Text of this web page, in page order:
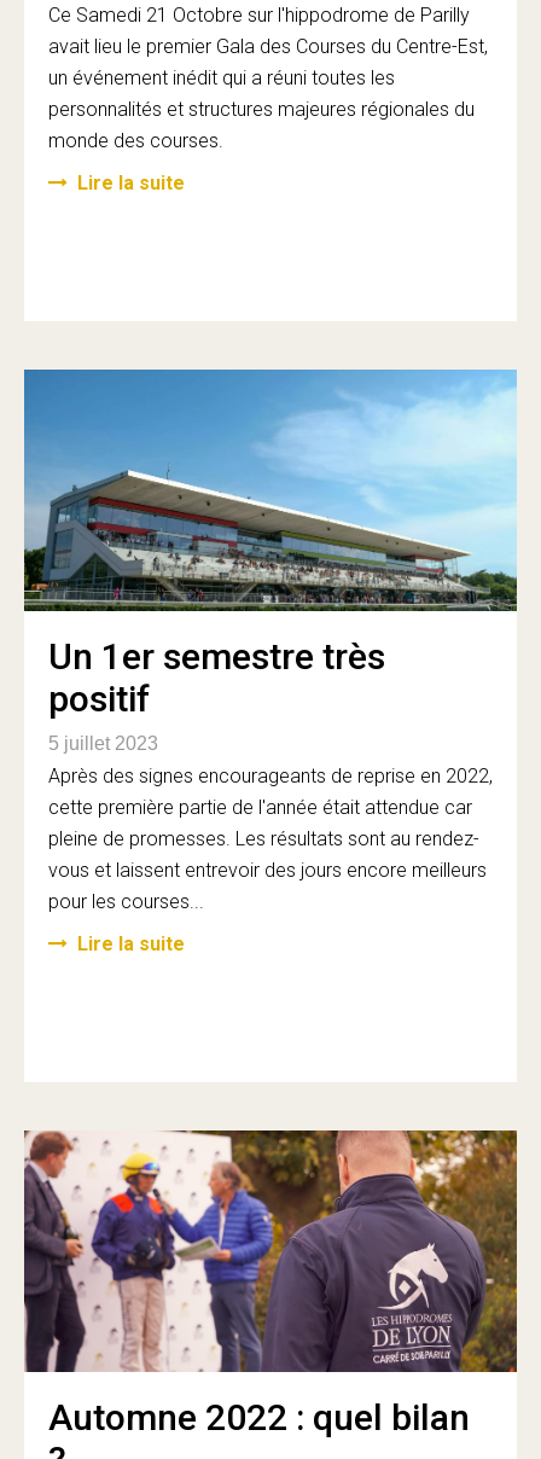
Ce Samedi 21 Octobre sur l'hippodrome de Parilly
avait lieu le premier Gala des Courses du Centre-Est,
un événement inédit qui a réuni toutes les
personnalités et structures majeures régionales du
monde des courses.
Lire la suite
Un 1er semestre très
positif
5 juillet 2023
Après des signes encourageants de reprise en 2022,
cette première partie de l'année était attendue car
pleine de promesses. Les résultats sont au rendez-
vous et laissent entrevoir des jours encore meilleurs
pour les courses...
Lire la suite
Automne 2022 : quel bilan